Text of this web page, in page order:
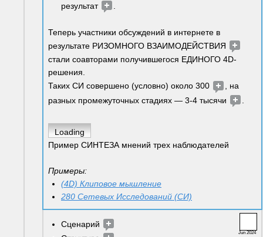
результат
Теперь участники обсуждений в интернете в
результате РИЗОМНОГО ВЗАИМОДЕЙСТВИЯ
стали соавторами получившегося ЕДИНОГО 4D-
решения.
Таких СИ совершено (условно) около 300
, на
разных промежуточных стадиях — 3-4 тысячи
Loading
Пример СИНТЕЗА мнений трех наблюдателей
Примеры:
(4D) Клиповое мышление
280 Сетевых Исследований (СИ)
Jun 2024
Сценарий